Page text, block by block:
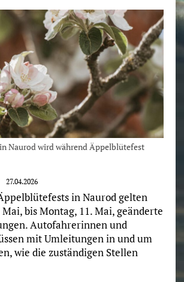
Naurod wird während Äppelblütefest
27.04.2026
in Naurod gelten
bis Montag, 11. Mai, geänderte
Autofahrerinnen und
mit Umleitungen in und um
wie die zuständigen Stellen